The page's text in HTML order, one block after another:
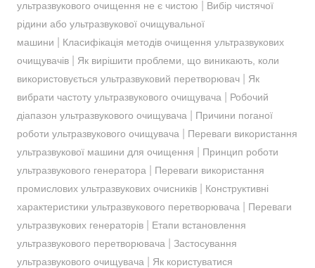
ультразвукового очищення не є чистою
Вибір чистячої
рідини або ультразвукової очищувальної
машини
Класифікація методів очищення ультразвукових
очищувачів| Як вирішити проблеми, що виникають, коли
використовується ультразвуковий перетворювач| Як
вибрати частоту ультразвукового очищувача
Робочий
діапазон ультразвукового очищувача
Причини поганої
роботи ультразвукового очищувача
Переваги використання
ультразвукової машини для очищення
Принцип роботи
ультразвукового генератора
Переваги використання
промислових ультразвукових очисників| Конструктивні
характеристики ультразвукового перетворювача
Переваги
ультразвукових генераторів| Етапи встановлення
ультразвукового перетворювача
Застосування
ультразвукового очищувача
Як користуватися